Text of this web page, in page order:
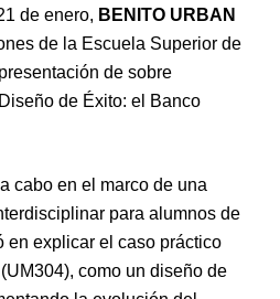
de enero, BENITO URBAN
de la Escuela Superior de
de sobre
de Éxito: el Banco
cabo en el marco de una
para alumnos de
en explicar el caso práctico
(UM304), como un diseño de